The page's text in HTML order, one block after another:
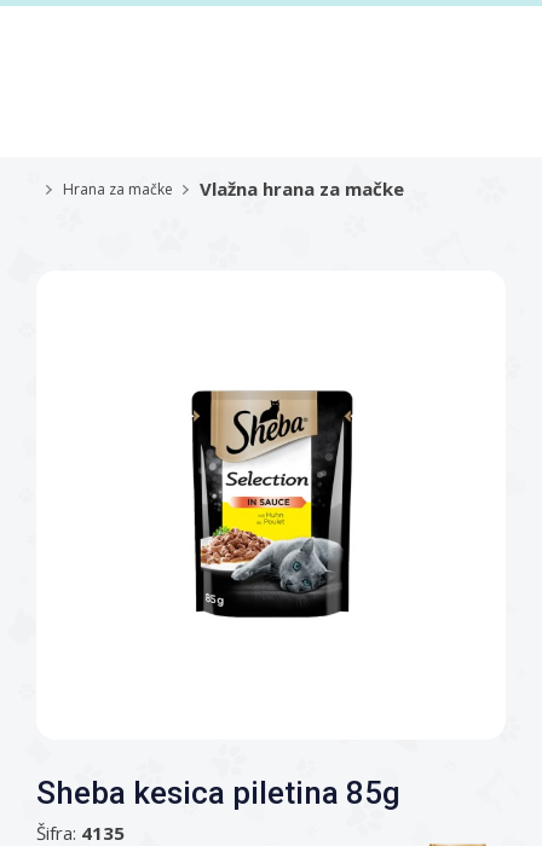
Hrana za mačke Vlažna hrana za mačke
Sheba kesica piletina 85g
Šifra: 4135